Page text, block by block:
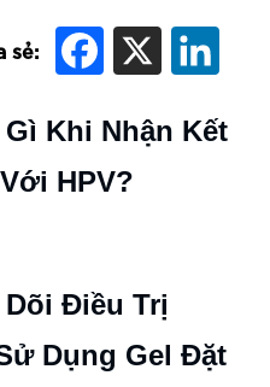
sẻ:
Khi Nhận Kết
HPV?
Điều Trị
Dụng Gel Đặt